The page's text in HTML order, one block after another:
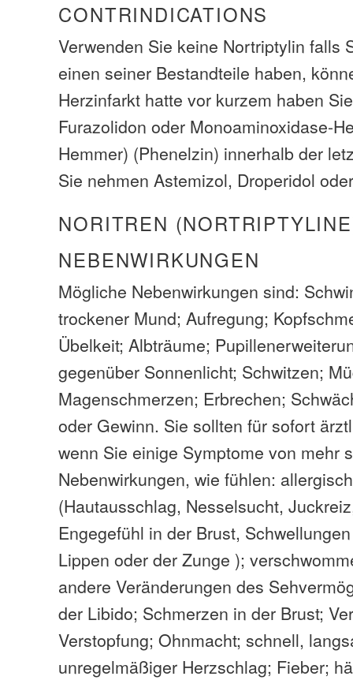
CONTRINDICATIONS
Verwenden Sie keine Nortriptylin falls
einen seiner Bestandteile haben,
Herzinfarkt hatte vor kurzem haben
Furazolidon oder Monoaminoxidase-
Hemmer) (Phenelzin) innerhalb der
Sie nehmen Astemizol, Droperidol
NORITREN
NEBENWIRKUNGEN
Mögliche Nebenwirkungen sind:
trockener Mund; Aufregung;
Übelkeit; Albträume;
gegenüber Sonnenlicht; Schwitzen;
Magenschmerzen; Erbrechen;
oder Gewinn. Sie sollten für sofort
wenn Sie einige Symptome von mehr
Nebenwirkungen, wie fühlen:
(Hautausschlag, Nesselsucht,
Engegefühl in der Brust,
Lippen oder der Zunge );
andere Veränderungen des
der Libido; Schmerzen in der Brust;
Verstopfung; Ohnmacht; schnell,
unregelmäßiger Herzschlag; Fieber;